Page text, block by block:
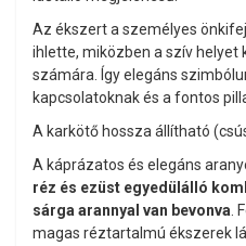
Az ékszert a személyes
ihlette, miközben a szív helyet
számára. Így elegáns
kapcsolatoknak és a fontos
A karkötő hossza állítható
A káprázatos és elegáns
réz és ezüst egyedülálló
sárga arannyal van bevonva .
magas réztartalmú ékszerek